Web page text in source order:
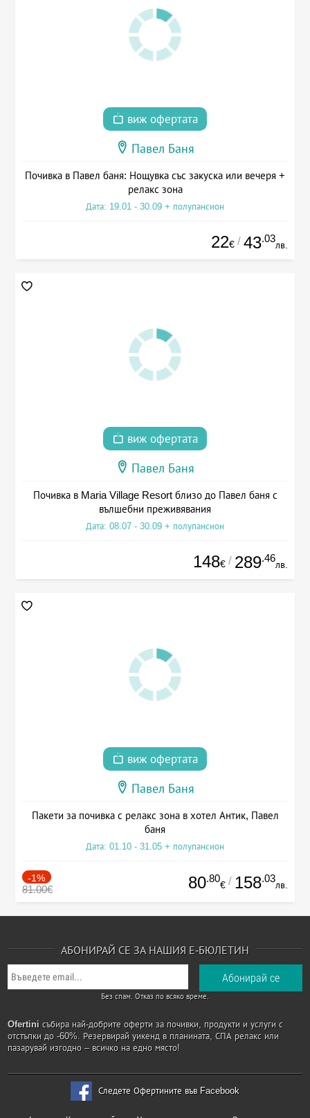
виж офертата
Павел Баня
Почивка в Павел баня: Нощувка със закуска или вечеря +
релакс зона
Дата: 19.01 - 30.09 + полупансион
22€ / 43.03
лв.
виж офертата
Павел Баня
Почивка в Maria Village Resort близо до Павел баня с
вълшебни преживявания
Дата: 08.07 - 30.09 + полупансион
148€ / 289.46
лв.
виж офертата
Павел Баня
Пакети за почивка с релакс зона в хотел Антик, Павел
баня
Дата: 01.10 - 31.05 + полупансион
-1%
81.00€ 80.80
€ / 158.03
лв.
АБОНИРАЙ СЕ ЗА НАШИЯ Е-БЮЛЕТИН
Без спам. Отказ по всяко време.
Ofertini събира най-добрите оферти за почивки, продукти и услуги с
отстъпки до -60%. Резервирай уикенд в планината, СПА релакс или
пазарувай изгодно – всичко на едно място!
Следете Офертините във Facebook